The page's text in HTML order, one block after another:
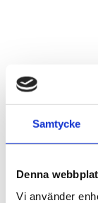
Samtycke
Denna
Vi använder